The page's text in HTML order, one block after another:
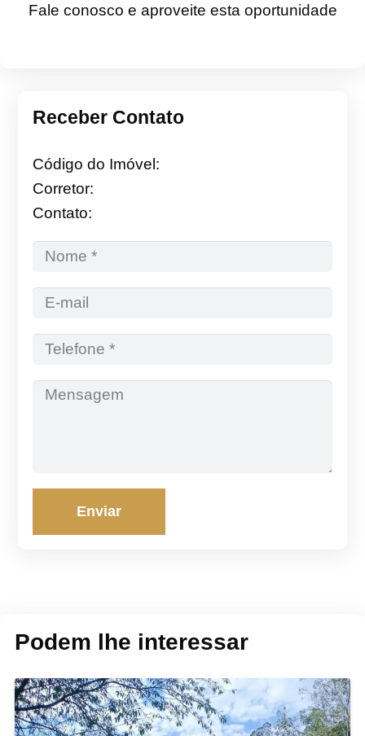
Fale conosco e aproveite esta oportunidade
Receber Contato
Código do Imóvel:
Corretor:
Contato:
Enviar
Podem lhe interessar